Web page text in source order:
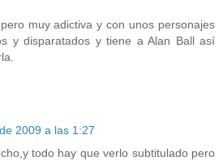
muy adictiva y con unos personajes
y disparatados y tiene a Alan Ball así
2009 a las 1:27
todo hay que verlo subtitulado pero